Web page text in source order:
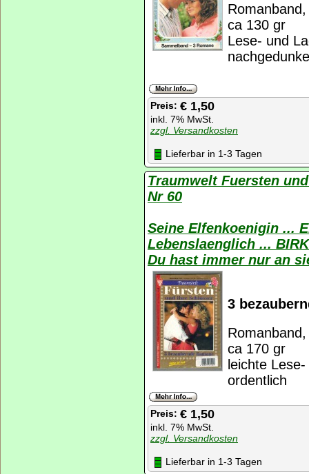
ca 130 gr
Lese- und
Preis: € 1,50
inkl. 7% MwSt.
zzgl. Versandkosten
Lieferbar in 1-3 Tagen
Traumwelt Fuersten
Nr 60
Seine Elfenkoenigin ...
Lebenslaenglich ...
Du hast immer nur an
3
ca 170 gr
leichte
ordentlich
Preis: € 1,50
inkl. 7% MwSt.
zzgl. Versandkosten
Lieferbar in 1-3 Tagen